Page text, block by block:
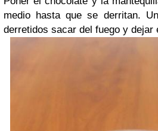
medio hasta que se derritan.
derretidos sacar del fuego y dejar